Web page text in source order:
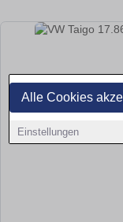
Alle Cookies
Einstellungen